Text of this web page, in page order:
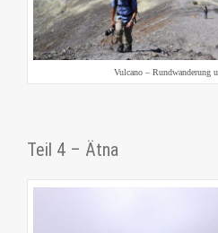
Vulcano – Rundwanderung
Teil 4 – Ätna